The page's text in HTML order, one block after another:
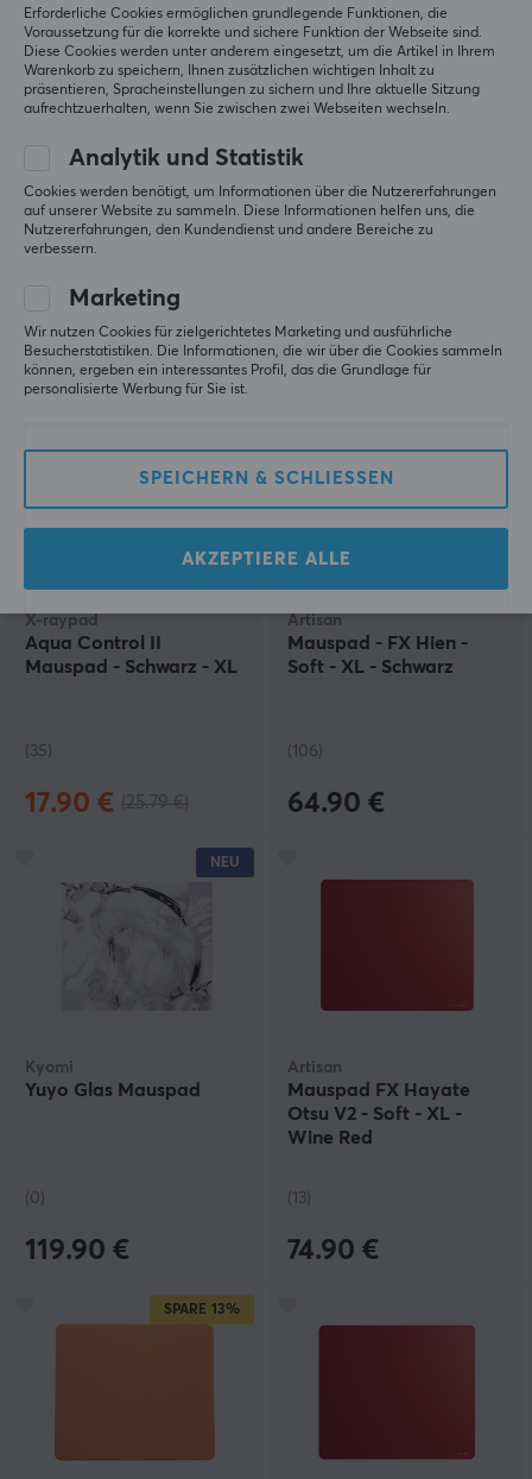
Mauspad FX Hayate
Otsu V2 - XSOFT - XXL -
Schwarz
69.90 € (84.90 €)
Mauspad - FX Key-83 -
MID - XXL - Schwarz
79.90 €
X-raypad
Aqua Control II
Mauspad - Schwarz - XL
(35)
17.90 €
Artisan
Mauspad - FX Hien -
Soft - XL - Schwarz
(106)
64.90 €
NEU
Kyomi
Yuyo Glas Mauspad
(0)
119.90 €
Artisan
Mauspad FX Hayate
Otsu V2 - Soft - XL -
Wine Red
(13)
74.90 €
SPARE 13%
Erforderliche Cookies ermöglichen grundlegende Funktionen, die
Voraussetzung für die korrekte und sichere Funktion der Webseite sind.
Diese Cookies werden unter anderem eingesetzt, um die Artikel in Ihrem
Warenkorb zu speichern, Ihnen zusätzlichen wichtigen Inhalt zu
präsentieren, Spracheinstellungen zu sichern und Ihre aktuelle Sitzung
aufrechtzuerhalten, wenn Sie zwischen zwei Webseiten wechseln.
Analytik und Statistik
Cookies werden benötigt, um Informationen über die Nutzererfahrungen
auf unserer Website zu sammeln. Diese Informationen helfen uns, die
Nutzererfahrungen, den Kundendienst und andere Bereiche zu
verbessern.
Marketing
Wir nutzen Cookies für zielgerichtetes Marketing und ausführliche
Besucherstatistiken. Die Informationen, die wir über die Cookies sammeln
können, ergeben ein interessantes Profil, das die Grundlage für
personalisierte Werbung für Sie ist.
SPEICHERN & SCHLIESSEN
AKZEPTIERE ALLE